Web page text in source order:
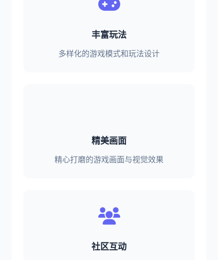
丰富玩法
多样化的游戏模式和玩法设计
精美画面
精心打磨的游戏画面与视觉效果
社区互动